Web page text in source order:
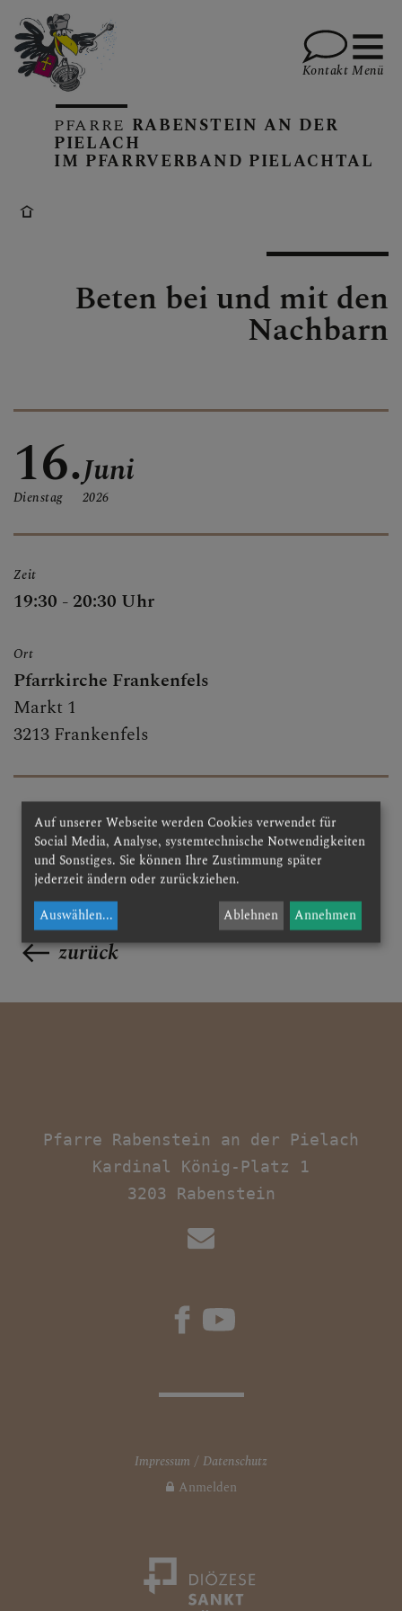
KALENDER
GOTTESDIENSTE
PFARRBRIEFE
GRUPPEN & RUNDEN
SAKRAMENTE
PFARRKIRCHE
TRADIGIST
ANDREASKIRCHE
KARDINAL FRANZ
PFARRE RABENSTEIN AN DER
PIELACH
IM PFARRVERBAND PIELACHTAL
Kontakt Menü
Beten bei und mit den
Nachbarn
16.
Dienstag
Juni
2026
Zeit
19:30 - 20:30 Uhr
Ort
Pfarrkirche Frankenfels
Markt 1
3213 Frankenfels
zurück
Pfarre Rabenstein an der Pielach
Kardinal König-Platz 1
Impressum
Datenschutz
Anmelden
Auf unserer Webseite werden Cookies verwendet für
Social Media, Analyse, systemtechnische Notwendigkeiten
und Sonstiges. Sie können Ihre Zustimmung später
jederzeit ändern oder zurückziehen.
Auswählen... Ablehnen Annehmen